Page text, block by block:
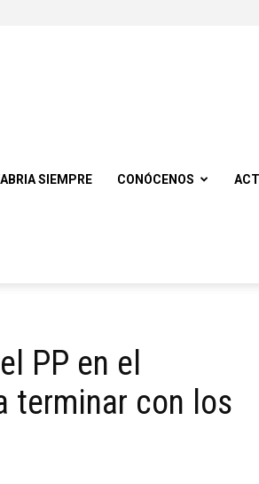
SIEMPRE CONÓCENOS
PP en el
terminar con los